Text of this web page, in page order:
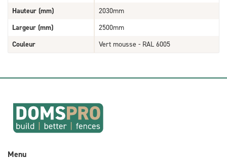
Hauteur (mm)
2030mm
Largeur (mm)
2500mm
Couleur
Vert mousse - RAL 6005
Menu